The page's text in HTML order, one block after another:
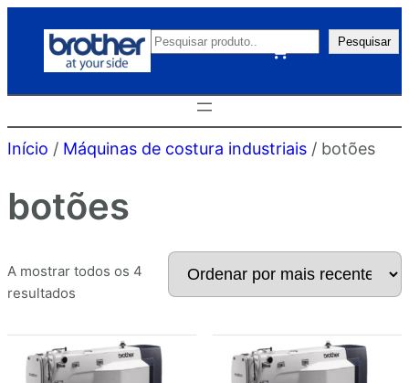
P
s
u
Pesquisar
Início / Máquinas de costura industriais / botões
botões
A mostrar todos os 4
resultados
mais
recentes